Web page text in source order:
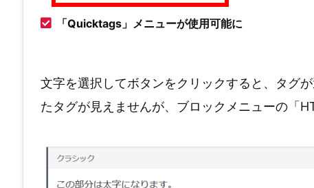
「Quicktags」メニューが使用可能に
文字を選択してボタンをクリックすると、タグ
たタグが見えませんが、ブロックメニューの「